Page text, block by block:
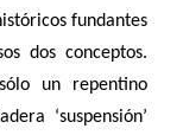
fundantes
dos conceptos.
un repentino
‘suspensión’